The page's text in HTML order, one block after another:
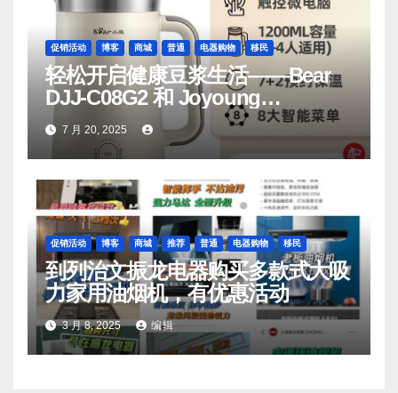
促销活动 博客 商城 普通 电器购物 移民
轻松开启健康豆浆生活——Bear
DJJ‑C08G2 和 Joyoung
DJ06M‑D53，你值得拥有
7 月 20, 2025
促销活动 博客 商城 推荐 普通 电器购物 移民
到列治文振龙电器购买多款式大吸
力家用油烟机，有优惠活动
3 月 8, 2025 编辑